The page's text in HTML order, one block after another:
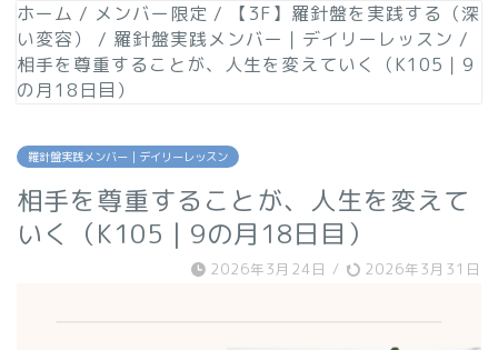
ホーム / メンバー限定 /
【3F】羅針盤を実践する（深
い変容）
/ 羅針盤実践メンバー｜デイリーレッスン /
相手を尊重することが、人生を変えていく（K105｜9
の月18日目）
羅針盤実践メンバー｜デイリーレッスン
相手を尊重することが、人生を変えて
いく（K105｜9の月18日目）
2026年3月24日 / 2026年3月31日